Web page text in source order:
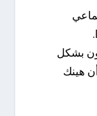
بشكل
هينك